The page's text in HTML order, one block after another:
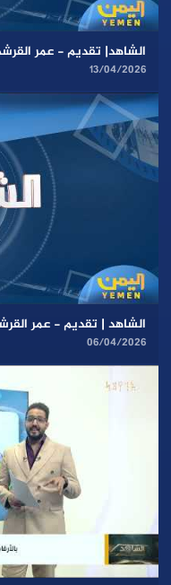
الشاهد| تقديم - عمر القرشي 13/04/
13/04/2026
الشاهد | تقديم - عمر القرشي 06-04-2026
06/04/2026